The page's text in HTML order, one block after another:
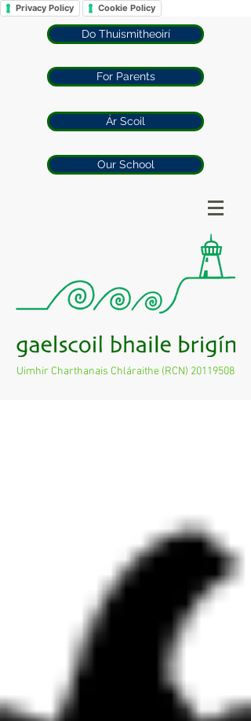
Privacy Policy Cookie Policy
Do Thuismitheoirí
For Parents
Ár Scoil
Our School
Uimhir Charthanais Chláraithe (RCN) 20119508